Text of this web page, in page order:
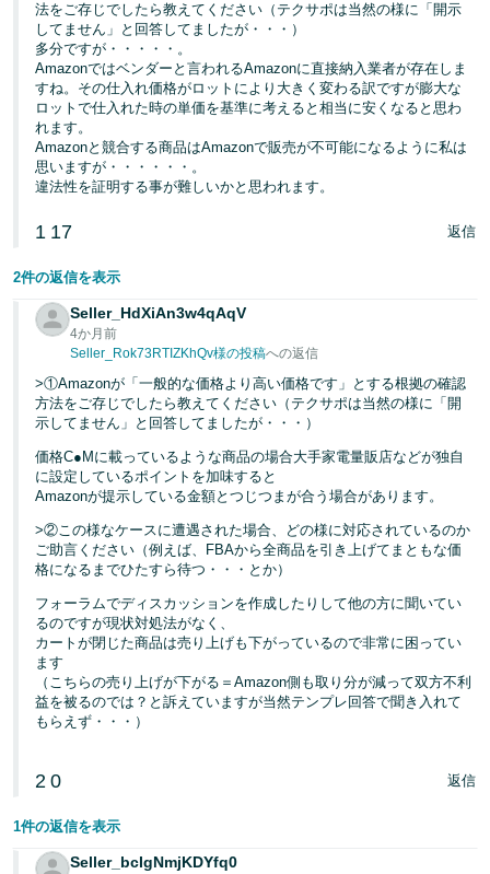
法をご存じでしたら教えてください（テクサポは当然の様に「開示
してません」と回答してましたが・・・）
多分ですが・・・・・。
Amazonではベンダーと言われるAmazonに直接納入業者が存在しま
すね。その仕入れ価格がロットにより大きく変わる訳ですが膨大な
ロットで仕入れた時の単価を基準に考えると相当に安くなると思わ
れます。
Amazonと競合する商品はAmazonで販売が不可能になるように私は
思いますが・・・・・・。
違法性を証明する事が難しいかと思われます。
1 17 返信
2件の返信を表示
Seller_HdXiAn3w4qAqV
4か月前
Seller_Rok73RTIZKhQv様の投稿への返信
>①Amazonが「一般的な価格より高い価格です」とする根拠の確認
方法をご存じでしたら教えてください（テクサポは当然の様に「開
示してません」と回答してましたが・・・）
価格C●Mに載っているような商品の場合大手家電量販店などが独自
に設定しているポイントを加味すると
Amazonが提示している金額とつじつまが合う場合があります。
>②この様なケースに遭遇された場合、どの様に対応されているのか
ご助言ください（例えば、FBAから全商品を引き上げてまともな価
格になるまでひたすら待つ・・・とか）
フォーラムでディスカッションを作成したりして他の方に聞いてい
るのですが現状対処法がなく、
カートが閉じた商品は売り上げも下がっているので非常に困ってい
ます
（こちらの売り上げが下がる＝Amazon側も取り分が減って双方不利
益を被るのでは？と訴えていますが当然テンプレ回答で聞き入れて
もらえず・・・）
2 0 返信
1件の返信を表示
Seller_bcIgNmjKDYfq0